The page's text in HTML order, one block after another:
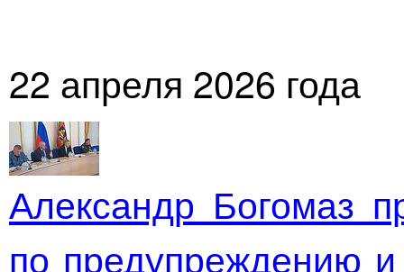
22 апреля 2026 года
Александр Богомаз
по предупреждению